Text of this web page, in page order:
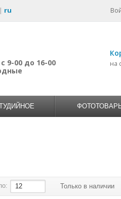
| ru
9-00 до 16-00
на
12 Только в наличии